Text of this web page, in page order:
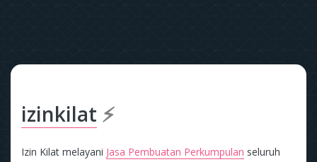
izinkilat ⚡
Izin Kilat melayani Jasa Pembuatan Perkumpulan seluruh